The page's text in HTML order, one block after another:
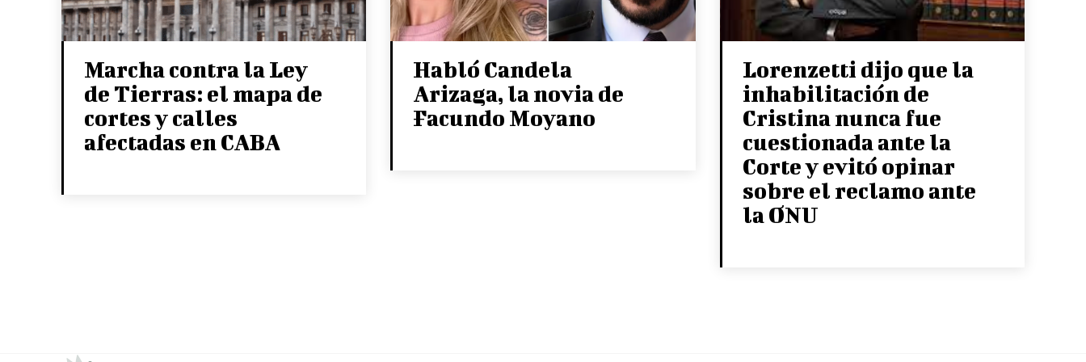
Marcha contra la Ley
de Tierras: el mapa de
cortes y calles
afectadas en CABA
Habló Candela
Arizaga, la novia de
Facundo Moyano
Lorenzetti dijo que la
inhabilitación de
Cristina nunca fue
cuestionada ante la
Corte y evitó opinar
sobre el reclamo ante
la ONU